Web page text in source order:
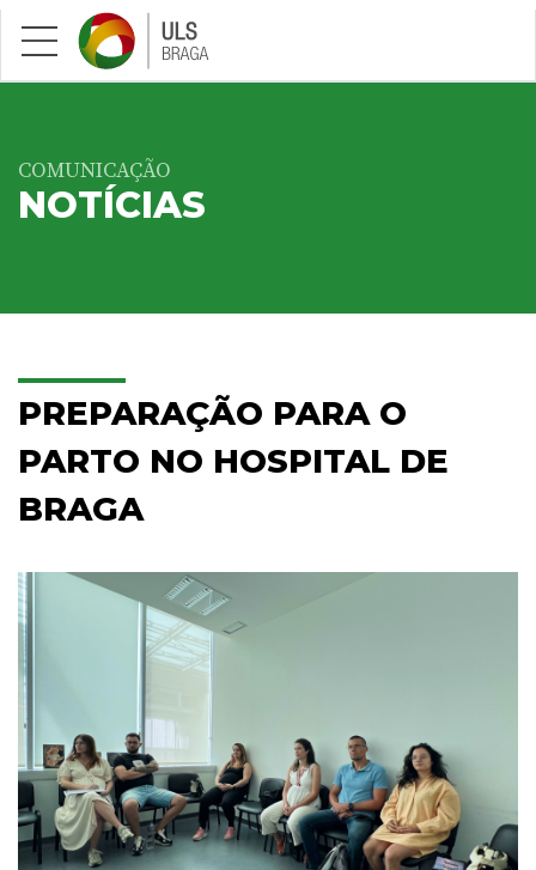
Saltar para conteúdo principal
COMUNICAÇÃO
NOTÍCIAS
PREPARAÇÃO PARA O
PARTO NO HOSPITAL DE
BRAGA